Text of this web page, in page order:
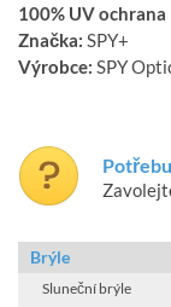
100% UV ochrana
Značka: SPY+
Výrobce: SPY
Brýle
Sluneční brýle